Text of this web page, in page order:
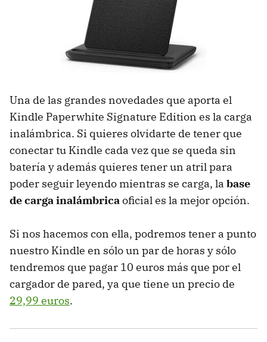
Una de las grandes novedades que aporta el
Kindle Paperwhite Signature Edition es la carga
inalámbrica. Si quieres olvidarte de tener que
conectar tu Kindle cada vez que se queda sin
batería y además quieres tener un atril para
poder seguir leyendo mientras se carga, la base
de carga inalámbricaoficial es la mejor opción.
Si nos hacemos con ella, podremos tener a punto
nuestro Kindle en sólo un par de horas y sólo
tendremos que pagar 10 euros más que por el
cargador de pared, ya que tiene un precio de
29,99 euros.